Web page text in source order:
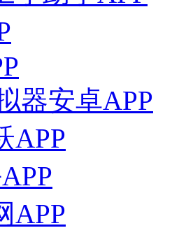
器安卓APP
APP
APP